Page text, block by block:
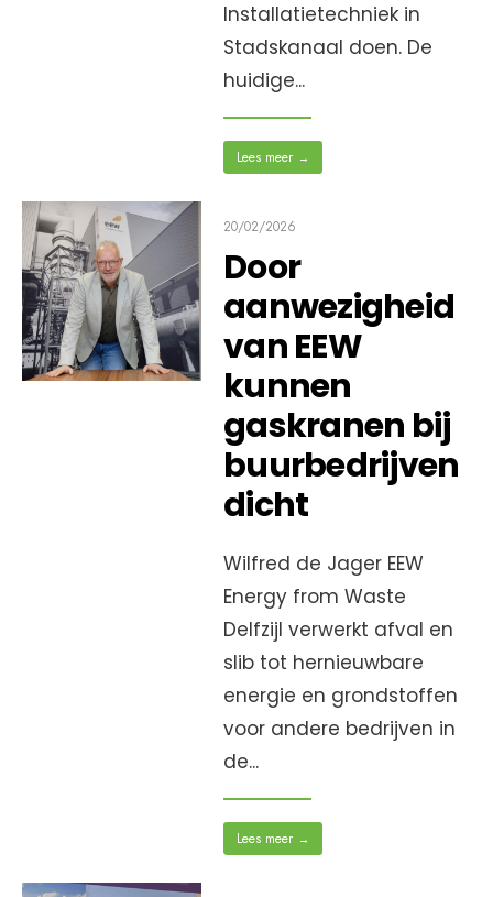
Installatietechniek in
Stadskanaal doen. De
huidige...
Lees meer →
20/02/2026
Door
aanwezigheid
van EEW
kunnen
gaskranen bij
buurbedrijven
dicht
Wilfred de Jager EEW
Energy from Waste
Delfzijl verwerkt afval en
slib tot hernieuwbare
energie en grondstoffen
voor andere bedrijven in
de...
Lees meer →